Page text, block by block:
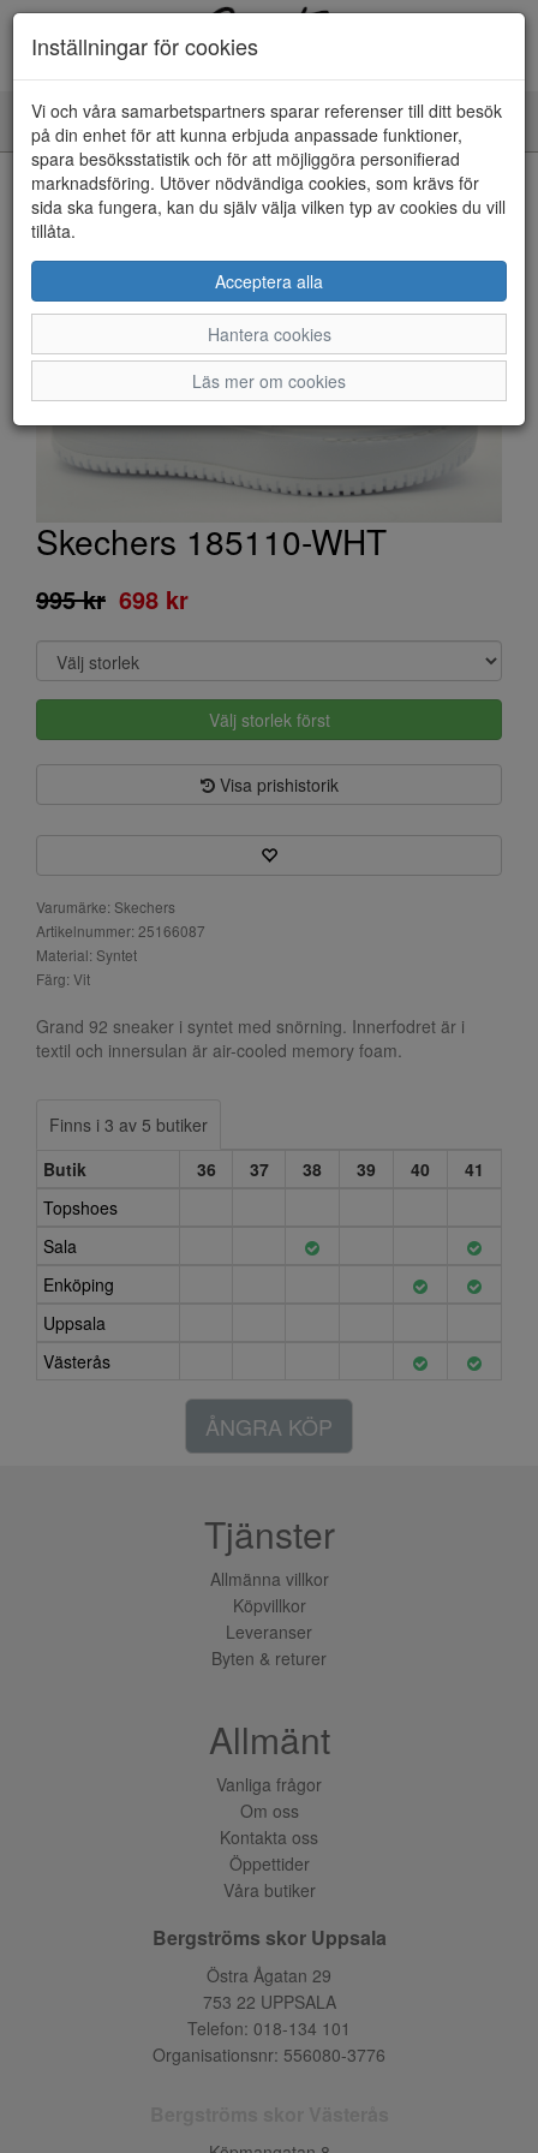
Toggle
navigation
HEM
Skechers 185110-WHT
995 kr 698 kr
Välj storlek först
Visa prishistorik
Varumärke: Skechers
Artikelnummer: 25166087
Material: Syntet
Färg: Vit
Grand 92 sneaker i syntet med snörning. Innerfodret är i
textil och innersulan är air-cooled memory foam.
Finns i 3 av 5 butiker
Butik
36 37 38 39 40
41
Topshoes
Sala
Enköping
Uppsala
Västerås
ÅNGRA KÖP
Inställningar för cookies
Vi och våra samarbetspartners sparar referenser till ditt besök
på din enhet för att kunna erbjuda anpassade funktioner,
spara besöksstatistik och för att möjliggöra personifierad
marknadsföring. Utöver nödvändiga cookies, som krävs för
sida ska fungera, kan du själv välja vilken typ av cookies du vill
tillåta.
Acceptera alla
Hantera cookies
Läs mer om cookies
Tjänster
Allmänna villkor
Köpvillkor
Leveranser
Byten & returer
Allmänt
Vanliga frågor
Om oss
Kontakta oss
Öppettider
Våra butiker
Bergströms skor Uppsala
Östra Ågatan 29
753 22 UPPSALA
Telefon: 018-134 101
Organisationsnr: 556080-3776